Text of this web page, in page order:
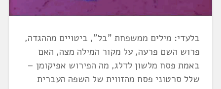
בלעדי: מילים ממשפחת "בל", ביטויים מההגדה,
פרוש השם פרעה, על מקור המילה מצה, האם
באמת פסח מלשון לדלג, מה הפירוש אפיקומן –
שלל סרטוני פסח מהזווית של השפה העברית